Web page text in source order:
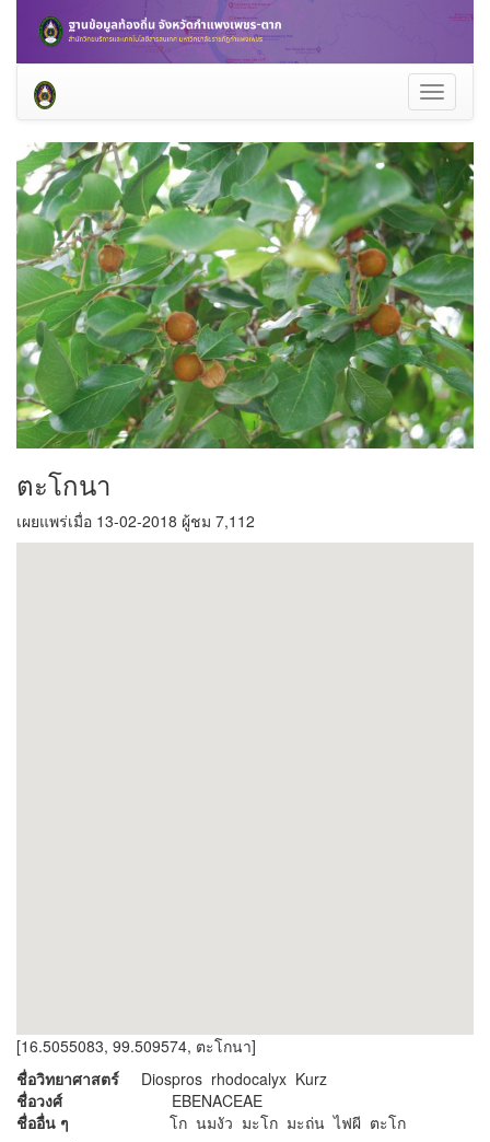
Toggle
ตะโกนา
เผยแพร่เมื่อ 13-02-2018 ผู้ชม 7,112
[16.5055083, 99.509574, ตะโกนา]
ชื่อวิทยาศาสตร์ Diospros rhodocalyx Kurz
ชื่อวงศ์
EBENACEAE
ชื่ออื่น ๆ
โก นมงัว มะโก มะถ่น ไฟผี ตะโก